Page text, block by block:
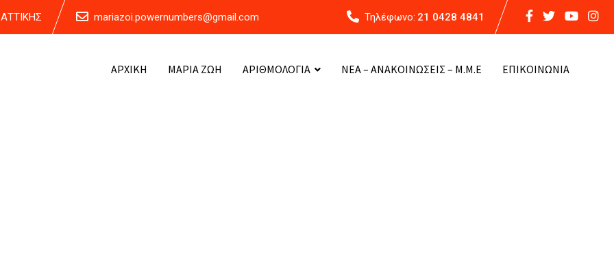
mariazoi.powernumbers@gmail.com Τηλέφωνο: 21 0428 4841
ΑΡΧΙΚΗ ΜΑΡΙΑ ΖΩΗ ΑΡΙΘΜΟΛΟΓΙΑ ΝΕΑ – ΑΝΑΚΟΙΝΩΣΕΙΣ – Μ.Μ.Ε ΕΠΙΚΟΙΝΩΝΙΑ